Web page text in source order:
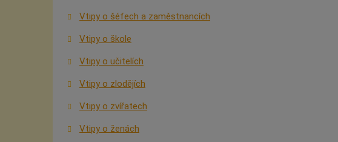
Vtipy o šéfech a zaměstnancích
Vtipy o škole
Vtipy o učitelích
Vtipy o zlodějích
Vtipy o zvířatech
Vtipy o ženách